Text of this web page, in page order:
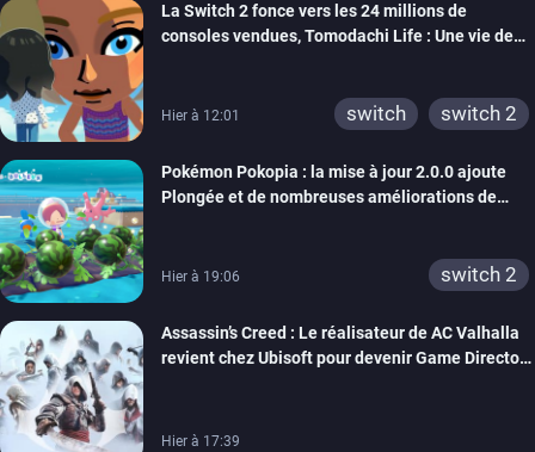
wiiu
3ds
ps3
xbox 360
switch 2
La Switch 2 fonce vers les 24 millions de
consoles vendues, Tomodachi Life : Une vie de
Hier à 12:01 switch switch 2
Pokémon Pokopia : la mise à jour 2.0.0 ajoute
Plongée et de nombreuses améliorations de
Hier à 19:06 switch 2
Assassin’s Creed : Le réalisateur de AC Valhalla
revient chez Ubisoft pour devenir Game Director
Hier à 17:39